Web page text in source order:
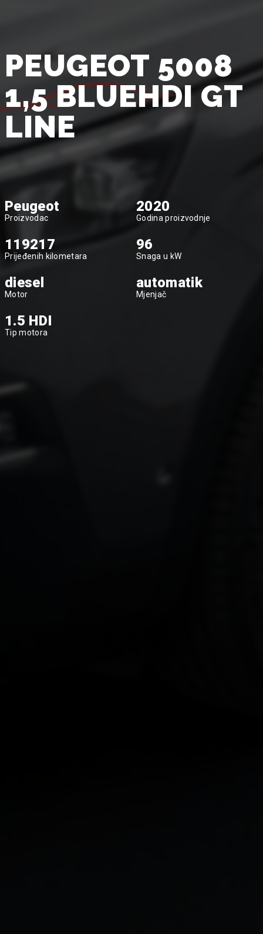
PEUGEOT 5008
1,5 BLUEHDI GT
LINE
Peugeot
Proizvodac
2020
Godina proizvodnje
119217
Prijeđenih kilometara
96
Snaga u kW
diesel
Motor
automatik
Mjenjač
1.5 HDI
Tip motora